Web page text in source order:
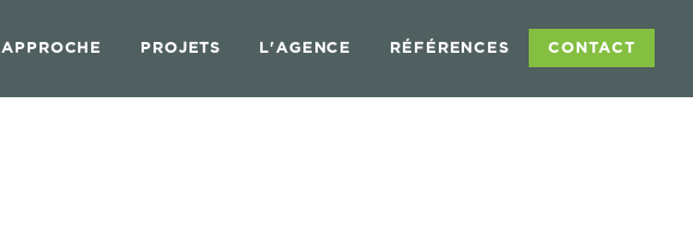
APPROCHE PROJETS L'AGENCE RÉFÉRENCES CONTACT